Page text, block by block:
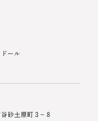
ール
砂土原町３−８